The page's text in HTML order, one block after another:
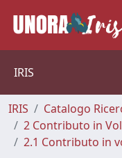
IRIS
IRIS
Catalogo
2 Contributo in
2.1 Contributo in